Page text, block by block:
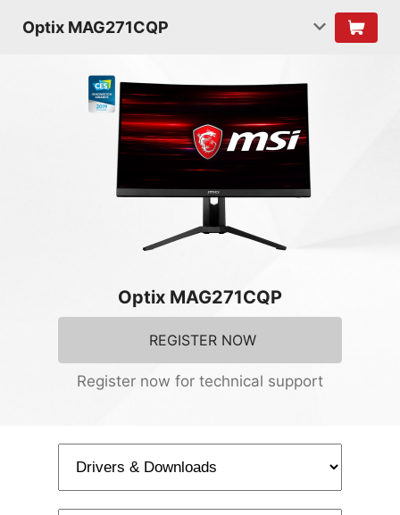
Optix MAG271CQP
Optix MAG271CQP
REGISTER NOW
Register now for technical support